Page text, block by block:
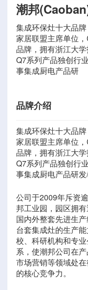
潮邦
集成环保灶十大品
家居联盟主席单位
品牌，拥有浙江大
Q7系列产品独创行
事集成厨电产品研
品牌介绍
集成环保灶十大品
家居联盟主席单位
品牌，拥有浙江大
Q7系列产品独创行
事集成厨电产品研
公司于2009年斥资
邦工业园，园区拥
国内外整套先进生
台套集成灶的生产
校、科研机构和专
系，使潮邦公司在
市场营销等领域处
的核心竞争力。